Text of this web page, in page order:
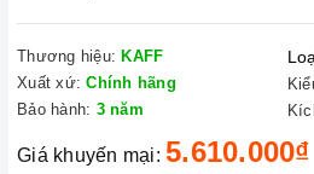
Thương hiệu: KAFF
Xuất xứ: Chính hãng
Bảo hành: 3 năm
Giá khuyến mại: 5.610.000₫